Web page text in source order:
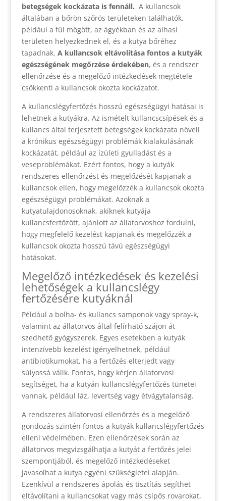
betegségek kockázata is fennáll. A kullancsok
általában a bőrön szőrös területeken találhatók,
például a fül mögött, az ágyékban és az alhasi
területen helyezkednek el, és a kutya bőréhez
tapadnak. A kullancsok eltávolítása fontos a kutyák
egészségének megőrzése érdekében, és a rendszer
ellenőrzése és a megelőző intézkedések megtétele
csökkenti a kullancsok okozta kockázatot.
A kullancslégyfertőzés hosszú egészségügyi hatásai is
lehetnek a kutyákra. Az ismételt kullancscsípések és a
kullancs által terjesztett betegségek kockázata növeli
a krónikus egészségügyi problémák kialakulásának
kockázatát, például az ízületi gyulladást és a
veseproblémákat. Ezért fontos, hogy a kutyák
rendszeres ellenőrzést és megelőzését kapjanak a
kullancsok ellen, hogy megelőzzék a kullancsok okozta
egészségügyi problémákat. Azoknak a
kutyatulajdonosoknak, akiknek kutyája
kullancsfertőzött, ajánlott az állatorvoshoz fordulni,
hogy megfelelő kezelést kapjanak és megelőzzék a
kullancsok okozta hosszú távú egészségügyi
hatásokat.
Megelőző intézkedések és kezelési
lehetőségek a kullancslégy
fertőzésére kutyáknál
Például a bolha- és kullancs samponok vagy spray-k,
valamint az állatorvos által felírható szájon át
szedhető gyógyszerek. Egyes esetekben a kutyák
intenzívebb kezelést igényelhetnek, például
antibiotikumokat, ha a fertőzés elterjedt vagy
súlyossá válik. Fontos, hogy kérjen állatorvosi
segítséget, ha a kutyán kullancslégyfertőzés tünetei
vannak, például láz, levertség vagy étvágytalanság.
A rendszeres állatorvosi ellenőrzés és a megelőző
gondozás szintén fontos a kutyák kullancslégyfertőzés
elleni védelmében. Ezen ellenőrzések során az
állatorvos megvizsgálhatja a kutyát a fertőzés jelei
szempontjából, és megelőző intézkedéseket
javasolhat a kutya egyéni szükségletei alapján.
Ezenkívül a rendszeres ápolás és tisztítás segíthet
eltávolítani a kullancsokat vagy más csípős rovarokat,